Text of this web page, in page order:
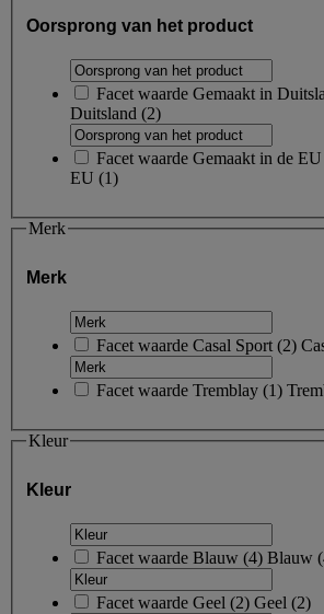
Oorsprong van het product
Facet waarde Gemaakt in
Duitsland (2)
Facet waarde Gemaakt in de EU
EU (1)
Merk
Merk
Facet waarde Casal Sport (2)
Facet waarde Tremblay (1)
Kleur
Kleur
Facet waarde Blauw (4) Blauw
Facet waarde Geel (2) Geel (2)